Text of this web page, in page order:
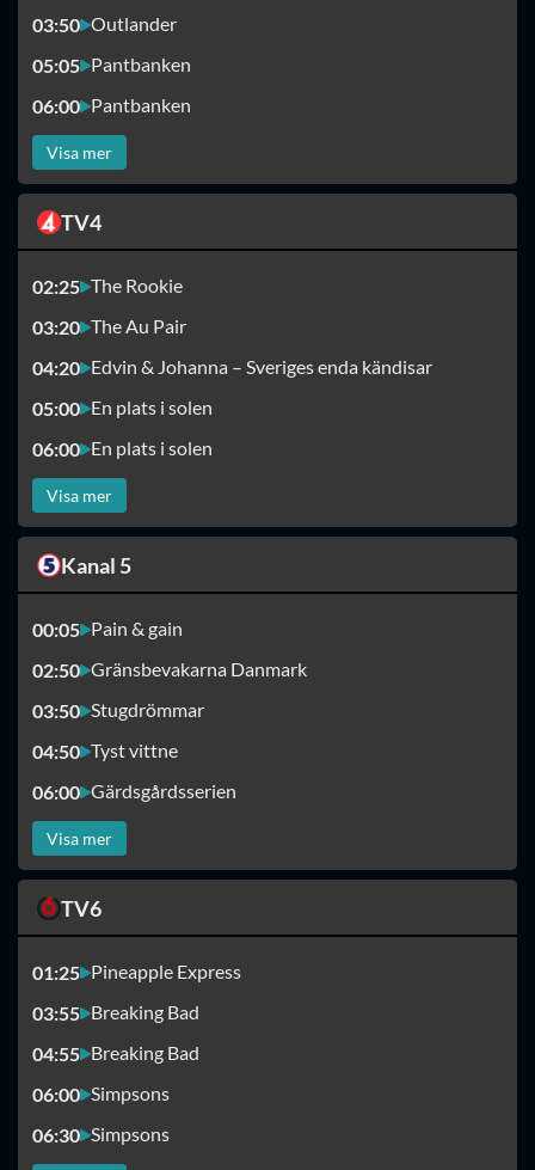
03:50 Outlander
05:05 Pantbanken
06:00 Pantbanken
Visa mer
TV4
02:25 The Rookie
03:20 The Au Pair
04:20 Edvin & Johanna – Sveriges enda kändisar
05:00 En plats i solen
06:00 En plats i solen
Visa mer
Kanal 5
00:05 Pain & gain
02:50 Gränsbevakarna Danmark
03:50 Stugdrömmar
04:50 Tyst vittne
06:00 Gärdsgårdsserien
Visa mer
TV6
01:25 Pineapple Express
03:55 Breaking Bad
04:55 Breaking Bad
06:00 Simpsons
06:30 Simpsons